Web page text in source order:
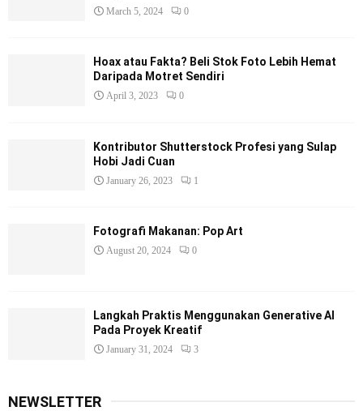
March 5, 2024 0
Hoax atau Fakta? Beli Stok Foto Lebih Hemat
Daripada Motret Sendiri
April 3, 2023 0
Kontributor Shutterstock Profesi yang Sulap
Hobi Jadi Cuan
January 26, 2023 1
Fotografi Makanan: Pop Art
August 20, 2024 0
Langkah Praktis Menggunakan Generative AI
Pada Proyek Kreatif
January 31, 2024 3
NEWSLETTER